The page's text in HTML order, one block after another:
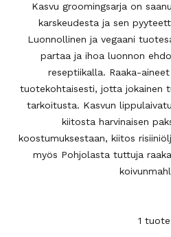
Kasvu groomingsarja on
karskeudesta ja sen
Luonnollinen ja vegaani
partaa ja ihoa luonnon
reseptiikalla. Raaka-
tuotekohtaisesti, jotta jokainen
tarkoitusta. Kasvun
kiitosta harvinaisen
koostumuksestaan, kiitos
myös Pohjolasta tuttuja
1 tuote